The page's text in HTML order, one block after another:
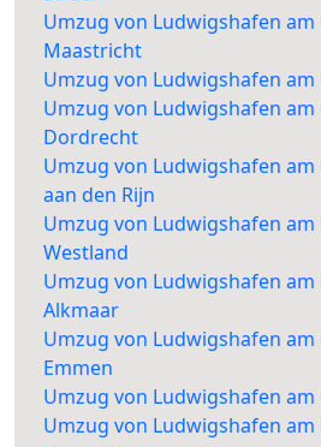
Umzug von Ludwigshafen am
Maastricht
Umzug von Ludwigshafen am
Umzug von Ludwigshafen am
Dordrecht
Umzug von Ludwigshafen am
aan den Rijn
Umzug von Ludwigshafen am
Westland
Umzug von Ludwigshafen am
Alkmaar
Umzug von Ludwigshafen am
Emmen
Umzug von Ludwigshafen
Umzug von Ludwigshafen am